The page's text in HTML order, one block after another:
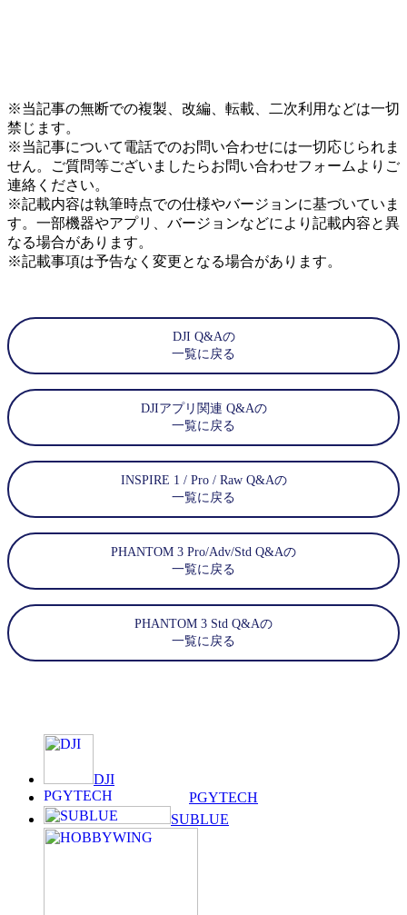
※当記事の無断での複製、改編、転載、二次利用などは一切
禁じます。
※当記事について電話でのお問い合わせには一切応じられま
せん。ご質問等ございましたらお問い合わせフォームよりご
連絡ください。
※記載内容は執筆時点での仕様やバージョンに基づいていま
す。一部機器やアプリ、バージョンなどにより記載内容と異
なる場合があります。
※記載事項は予告なく変更となる場合があります。
DJI Q&Aの
一覧に戻る
DJIアプリ関連 Q&Aの
一覧に戻る
INSPIRE 1 / Pro / Raw Q&Aの
一覧に戻る
PHANTOM 3 Pro/Adv/Std Q&Aの
一覧に戻る
PHANTOM 3 Std Q&Aの
一覧に戻る
DJI
PGYTECH
SUBLUE